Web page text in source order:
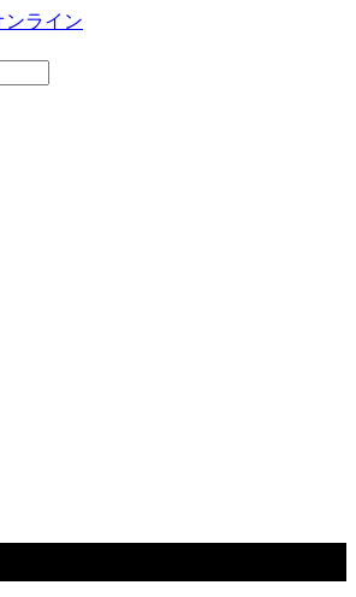
ンライン